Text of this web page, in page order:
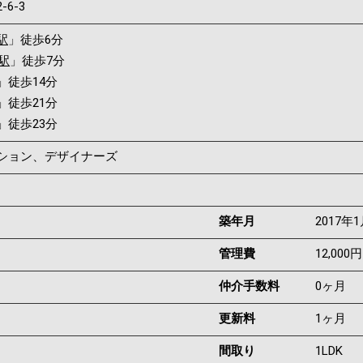
6-3
」徒歩6分
」徒歩7分
徒歩14分
徒歩21分
徒歩23分
ョン、デザイナーズ
築年月 2017年1
管理費 12,000円
仲介手数料 0ヶ月
更新料 1ヶ月
間取り 1LDK